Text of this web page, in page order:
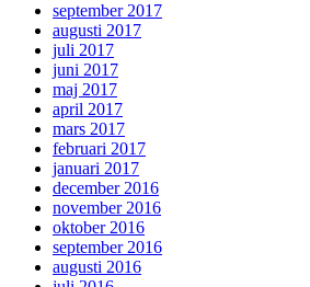
september 2017
augusti 2017
juli 2017
juni 2017
maj 2017
april 2017
mars 2017
februari 2017
januari 2017
december 2016
november 2016
oktober 2016
september 2016
augusti 2016